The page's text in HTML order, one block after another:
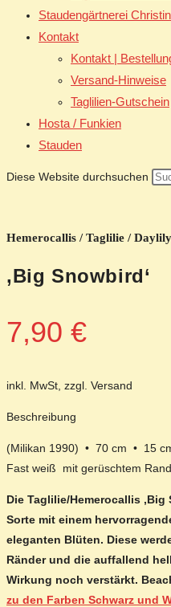
Staudengärtnerei
Kontakt
Kontakt |
Versand-Hinweise
Taglilien-Gutschein
Hosta / Funkien
Stauden
Diese Website durchsuchen
Hemerocallis / Taglilie / Daylily
‚Big Snowbird‘
7,90 €
inkl. MwSt, zzgl. Versand
Beschreibung
(Milikan 1990) • 70 cm • 15
Fast weiß mit gerüschtem
Die Taglilie/Hemerocallis
Sorte mit einem
eleganten Blüten. Diese
Ränder und die auffallend
Wirkung noch verstärkt.
zu den Farben Schwarz und